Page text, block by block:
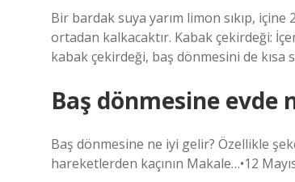
Bir bardak suya yarım limon sıkıp,
ortadan kalkacaktır. Kabak çekirdeği:
kabak çekirdeği, baş dönmesini de kısa
Baş dönmesine evde
Baş dönmesine ne iyi gelir? Özellikle
hareketlerden kaçının Makale…•12